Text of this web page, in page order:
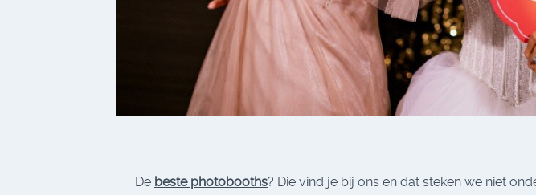
De beste photobooths? Die vind je bij ons en dat steken we niet